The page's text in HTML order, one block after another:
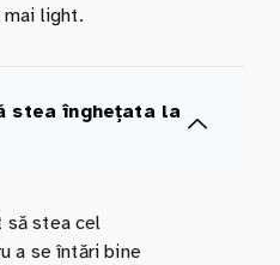
mai light.
stea înghețata la
să stea cel
a se întări bine